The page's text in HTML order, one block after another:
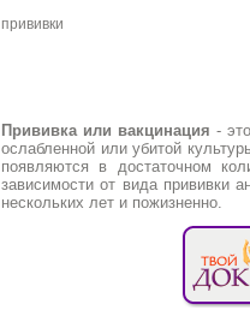
прививки
Прививка или вакцинация -
ослабленной или убитой
появляются в достаточном
зависимости от вида прививки
нескольких лет и пожизненно.